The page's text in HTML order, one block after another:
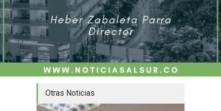
Otras Noticias